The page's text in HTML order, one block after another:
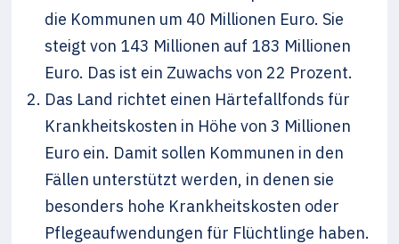
die Kommunen um 40 Millionen Euro. Sie
steigt von 143 Millionen auf 183 Millionen
Euro. Das ist ein Zuwachs von 22 Prozent.
Das Land richtet einen Härtefallfonds für
Krankheitskosten in Höhe von 3 Millionen
Euro ein. Damit sollen Kommunen in den
Fällen unterstützt werden, in denen sie
besonders hohe Krankheitskosten oder
Pflegeaufwendungen für Flüchtlinge haben.